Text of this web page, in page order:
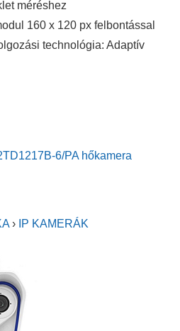
méréshez
160 x 120 px felbontással
technológia: Adaptív
6/PA hőkamera
› IP KAMERÁK